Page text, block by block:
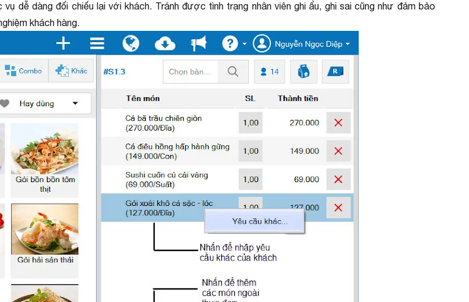
dễ dàng đối chiếu lại với khách. Tránh được tình trạng nhân viên ghi ẩu, ghi sai cũng như đảm bảo
khách hàng.